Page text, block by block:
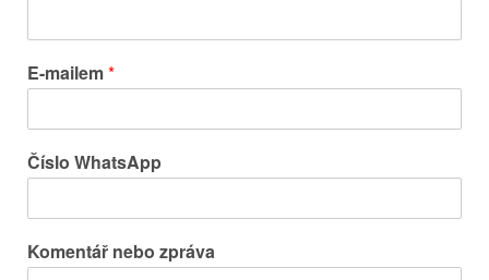
E-mailem*
Číslo WhatsApp
Komentář nebo zpráva